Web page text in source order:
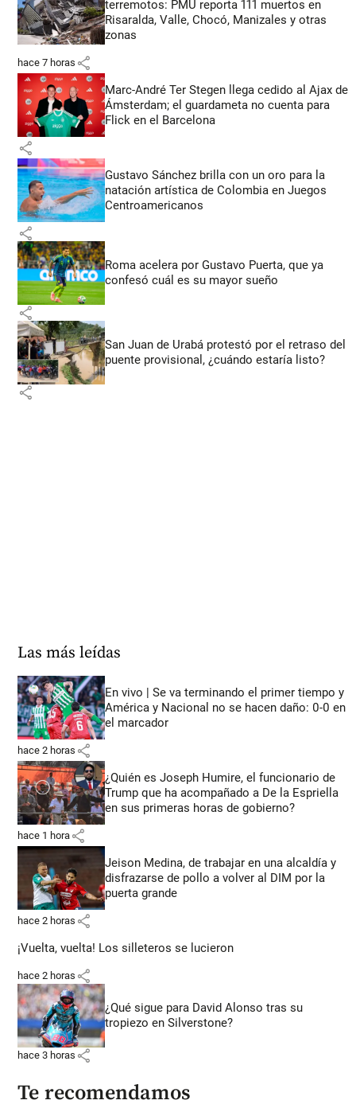
terremotos: PMU reporta 111 muertos en
Risaralda, Valle, Chocó, Manizales y otras
zonas
hace 7 horas share
Marc-André Ter Stegen llega cedido al Ajax de
Ámsterdam; el guardameta no cuenta para
Flick en el Barcelona
share
Gustavo Sánchez brilla con un oro para la
natación artística de Colombia en Juegos
Centroamericanos
share
Roma acelera por Gustavo Puerta, que ya
confesó cuál es su mayor sueño
share
San Juan de Urabá protestó por el retraso del
puente provisional, ¿cuándo estaría listo?
share
Las más leídas
En vivo | Se va terminando el primer tiempo y
América y Nacional no se hacen daño: 0-0 en
el marcador
hace 2 horas share
¿Quién es Joseph Humire, el funcionario de
Trump que ha acompañado a De la Espriella
en sus primeras horas de gobierno?
hace 1 hora share
Jeison Medina, de trabajar en una alcaldía y
disfrazarse de pollo a volver al DIM por la
puerta grande
hace 2 horas share
¡Vuelta, vuelta! Los silleteros se lucieron
hace 2 horas share
¿Qué sigue para David Alonso tras su
tropiezo en Silverstone?
hace 3 horas share
Te recomendamos